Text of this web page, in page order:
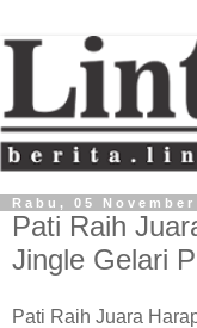
Rabu, 05 November
Pati Raih
Jingle Gelari
Pati Raih Juara